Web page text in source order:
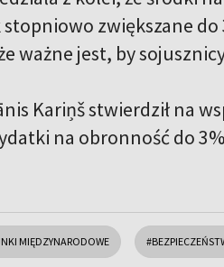
zwiększane
ważne jest, by
Kariņš stwierdził na
na obronność do
MIĘDZYNARODOWE